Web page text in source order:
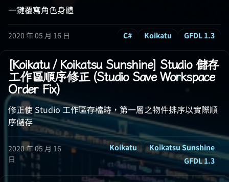
一鍵覆寫角色身體
2020 年 05 月 16 日 C# Koikatu GFDL 1.3
[Koikatu / Koikatsu Sunshine] Studio 儲存
工作區順序修正 (Studio Save Workspace
Order Fix)
修正使 Studio 工作區存檔時，第一層之物件排序以實際順
序儲存
2020 年 05 月 16
日
Koikatu
Koikatsu Sunshine
GFDL 1.3